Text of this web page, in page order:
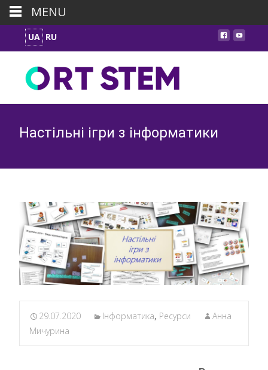
UA RU
Настільні ігри з інформатики
29.07.2020 Інформатика, Ресурси
Анна
Мичурина
MENU